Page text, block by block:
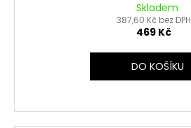
Skladem
387,60 Kč bez DPH
469 Kč
DO KOŠÍKU